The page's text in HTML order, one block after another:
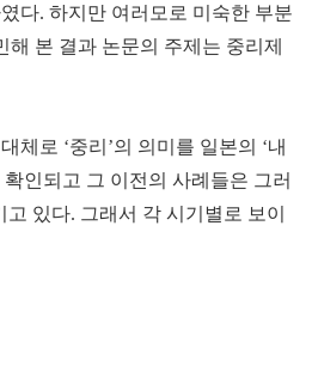
다. 하지만 여러모로 미숙한 부분
본 결과 논문의 주제는 중리제
로 ‘중리’의 의미를 일본의 ‘내
인되고 그 이전의 사례들은 그러
있다. 그래서 각 시기별로 보이